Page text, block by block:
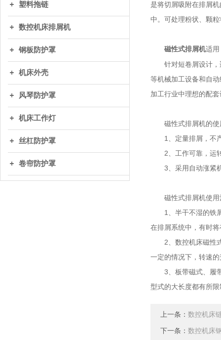
塑料拖链
数控机床排屑机
钢板防护罩
机床外壳
风琴防护罩
机床工作灯
丝杠防护罩
卷帘防护罩
是将切屑吸附在排屑
中。可处理粉状、颗
磁性式排屑机适用
针对短卷屑设计，适
等机械加工设备和自
加工行业中理想的配
磁性式排屑机的使
1、定量排屑，不
2、工作可靠，运
3、采用自动涨紧机
磁性式排屑机使用
1、半干不湿的铁屑
在排屑系统中，有时
2、数控机床磁性式
一定的情况下，转速
3、板带磁式、履带
型式的大长度都有所限
上一条： 数控机床
下一条： 数控机床